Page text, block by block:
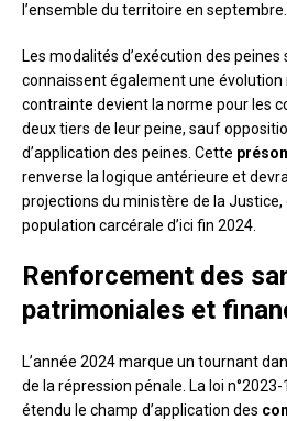
l’ensemble du territoire en septembre.
Les modalités d’exécution des peines
connaissent également une évolution
contrainte devient la norme pour les
deux tiers de leur peine, sauf
d’application des peines. Cette
renverse la logique antérieure et
projections du ministère de la Justice,
population carcérale d’ici fin 2024.
Renforcement des
patrimoniales et
L’année 2024 marque un tournant
de la répression pénale. La loi
étendu le champ d’application des